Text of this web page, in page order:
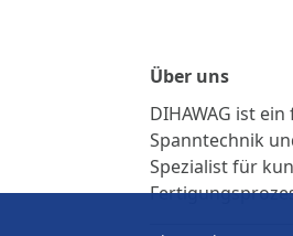
Über uns
DIHAWAG ist
Spanntechnik
Spezialist für